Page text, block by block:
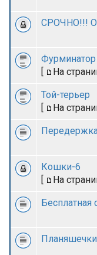
СРОЧНО!!!
[
На
Той-терьер
[
На
Кошки-6
[
На
Бесплатная